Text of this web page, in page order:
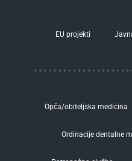
EU projekti
Opća/obiteljska medicina
Ordinacije dentalne